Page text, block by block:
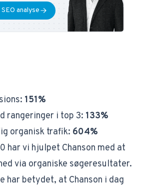
analyse
151%
rangeringer i top 3: 133%
organisk trafik: 604%
har vi hjulpet Chanson med at
via organiske søgeresultater.
har betydet, at Chanson i dag